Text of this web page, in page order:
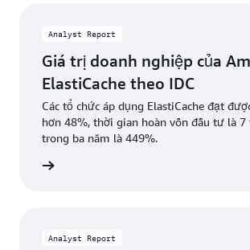
Analyst Report
Giá trị doanh nghiệp của
ElastiCache theo IDC
Các tổ chức áp dụng ElastiCache đạt
hơn 48%, thời gian hoàn vốn đầu tư là 7
trong ba năm là 449%.
Analyst Report